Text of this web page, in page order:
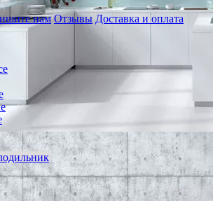
нам Отзывы Доставка и оплата